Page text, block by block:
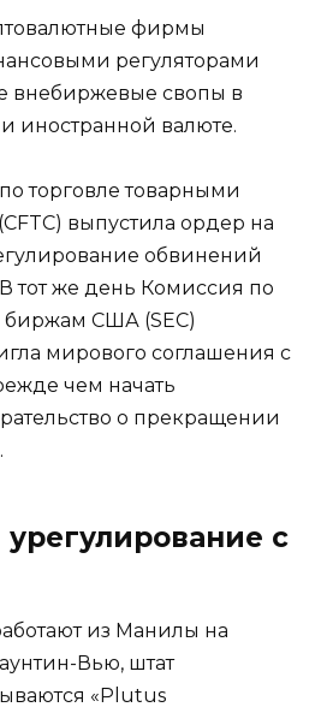
фирмы
регуляторами
внебиржевые свопы в
иностранной валюте.
торговле товарными
выпустила ордер на
обвинений
тот же день Комиссия по
США (SEC)
мирового соглашения с
чем начать
о прекращении
с
из Манилы на
Вью, штат
«Plutus